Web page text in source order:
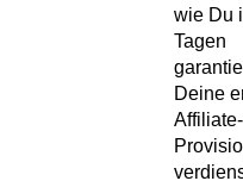
wie Du
Tagen
Deine
Affiliate-